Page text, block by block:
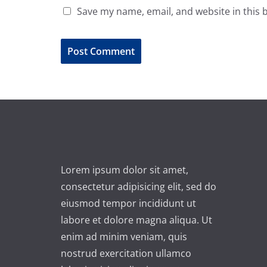
Save my name, email, and website in
a
t
i
v
e
:
Lorem ipsum dolor sit amet,
consectetur adipisicing elit, sed do
eiusmod tempor incididunt ut
labore et dolore magna aliqua. Ut
enim ad minim veniam, quis
nostrud exercitation ullamco